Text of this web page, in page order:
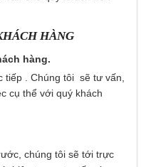
HÀNG
hàng.
tiếp . Chúng tôi sẽ tư vấn,
cụ thể với quý khách
chúng tôi sẽ tới trực